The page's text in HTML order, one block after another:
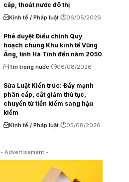
cấp, thoát nước đô thị
Kinh tế / Pháp luật 06/08/2026
Phê duyệt Điều chỉnh Quy
hoạch chung Khu kinh tế Vũng
Áng, tỉnh Hà Tĩnh đến năm 2050
Tin trong nước 06/08/2026
Sửa Luật Kiến trúc: Đẩy mạnh
phân cấp, cắt giảm thủ tục,
chuyển từ tiền kiểm sang hậu
kiểm
Kinh tế / Pháp luật 05/08/2026
- Advertisement -